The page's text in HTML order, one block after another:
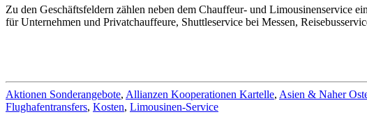
Zu den Geschäftsfeldern zählen neben dem Chauffeur- und Limousinenservice
für Unternehmen und Privatchauffeure, Shuttleservice bei Messen,
Aktionen Sonderangebote, Allianzen Kooperationen Kartelle, Asien & Naher
Flughafentransfers, Kosten, Limousinen-Service